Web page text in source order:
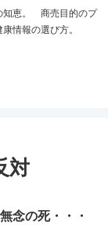
知恵。 商売目的のプ
情報の選び方。
対
念の死・・・